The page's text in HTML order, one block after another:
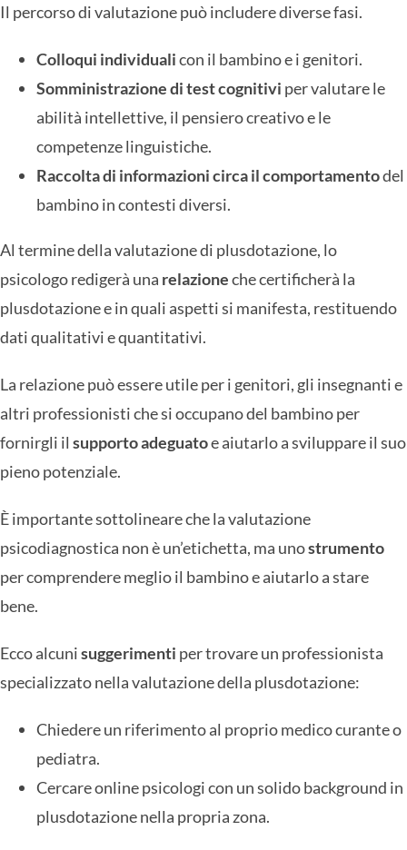
Il percorso di valutazione può includere diverse fasi.
Colloqui individualicon il bambino e i genitori.
Somministrazione di test cognitivi per valutare le
abilità intellettive, il pensiero creativo e le
competenze linguistiche.
Raccolta di informazioni circa il comportamentodel
bambino in contesti diversi.
Al termine della valutazione di plusdotazione, lo
psicologo redigerà una relazioneche certificherà la
plusdotazione e in quali aspetti si manifesta, restituendo
dati qualitativi e quantitativi.
La relazione può essere utile per i genitori, gli insegnanti e
altri professionisti che si occupano del bambino per
fornirgli il supporto adeguatoe aiutarlo a sviluppare il suo
pieno potenziale.
È importante sottolineare che la valutazione
psicodiagnostica non è un’etichetta, ma unostrumento
per comprendere meglio il bambino e aiutarlo a stare
bene.
Ecco alcunisuggerimenti per trovare un professionista
specializzato nella valutazione della plusdotazione:
Chiedere un riferimento al proprio medico curante o
pediatra.
Cercare onlinepsicologi con un solido background in
plusdotazione nella propria zona.